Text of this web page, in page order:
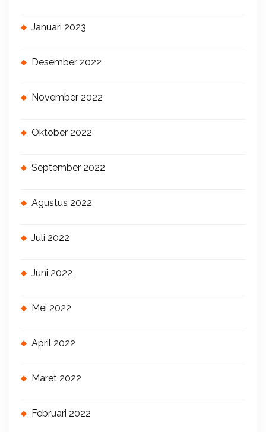
Januari 2023
Desember 2022
November 2022
Oktober 2022
September 2022
Agustus 2022
Juli 2022
Juni 2022
Mei 2022
April 2022
Maret 2022
Februari 2022